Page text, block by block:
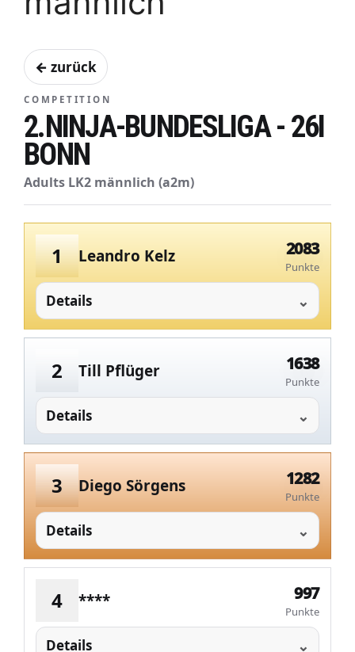
← zurück
COMPETITION
2.NINJA-BUNDESLIGA - 26I
BONN
Adults LK2 männlich (a2m)
1 Leandro Kelz 2083
Punkte
Details
2 Till Pflüger 1638
Punkte
Details
3 Diego Sörgens 1282
Punkte
Details
4 **** 997
Punkte
Details